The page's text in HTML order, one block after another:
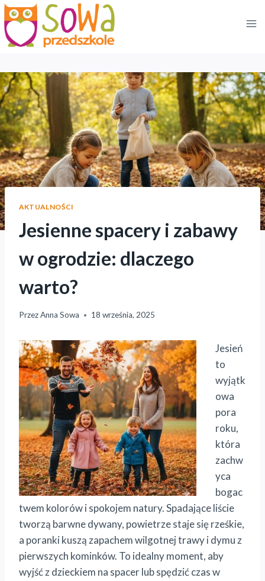
Przejdź
do
treści
AKTUALNOŚCI
Jesienne spacery i zabawy
w ogrodzie: dlaczego
warto?
PrzezAnna Sowa 18 września, 2025
Jesień
to
wyjątk
owa
pora
roku,
która
zachw
yca
bogac
twem kolorów i spokojem natury. Spadające liście
tworzą barwne dywany, powietrze staje się rześkie,
a poranki kuszą zapachem wilgotnej trawy i dymu z
pierwszych kominków. To idealny moment, aby
wyjść z dzieckiem na spacer lub spędzić czas w